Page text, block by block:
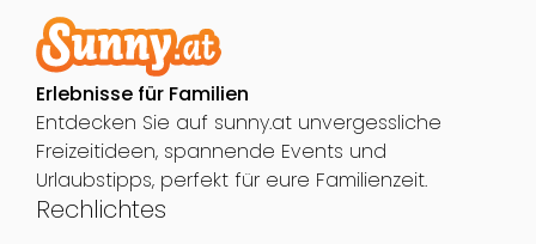
Erlebnisse für Familien
Entdecken Sie auf sunny.at unvergessliche
Freizeitideen, spannende Events und
Urlaubstipps, perfekt für eure Familienzeit.
Rechlichtes